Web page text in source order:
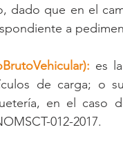
dado que en el
a
es
de carga; o
en el caso
012-2017.